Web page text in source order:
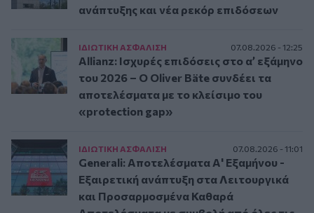
ανάπτυξης και νέα ρεκόρ επιδόσεων
ΙΔΙΩΤΙΚΗ ΑΣΦAΛΙΣΗ 07.08.2026 - 12:25
Allianz: Ισχυρές επιδόσεις στο α’ εξάμηνο
του 2026 – Ο Oliver Bäte συνδέει τα
αποτελέσματα με το κλείσιμο του
«protection gap»
ΙΔΙΩΤΙΚΗ ΑΣΦAΛΙΣΗ 07.08.2026 - 11:01
Generali: Αποτελέσματα Α' Εξαμήνου -
Εξαιρετική ανάπτυξη στα Λειτουργικά
και Προσαρμοσμένα Καθαρά